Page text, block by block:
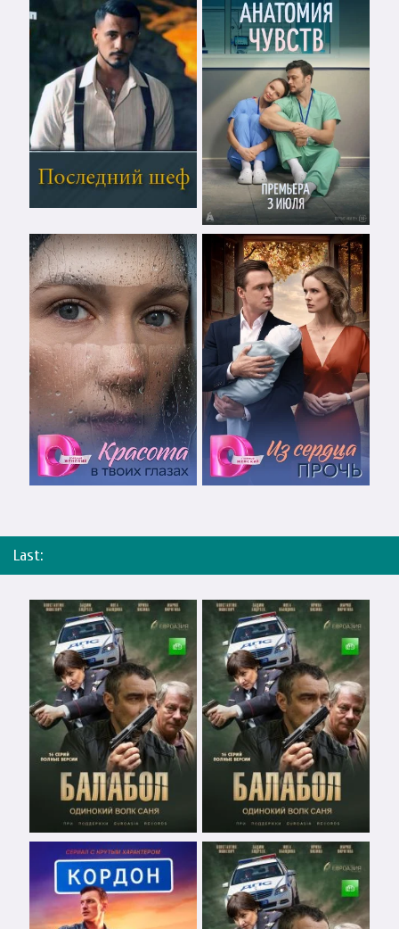
Last: